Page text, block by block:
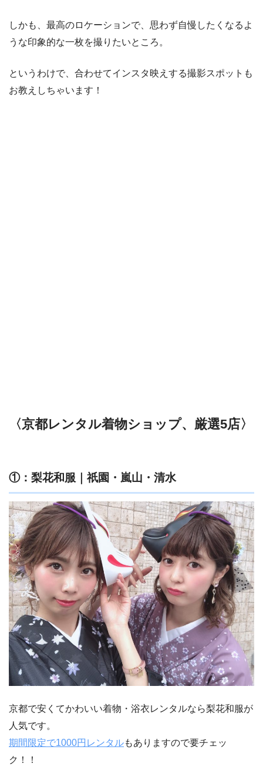
しかも、最高のロケーションで、思わず自慢したくなるよ
うな印象的な一枚を撮りたいところ。
というわけで、合わせてインスタ映えする撮影スポットも
お教えしちゃいます！
〈京都レンタル着物ショップ、厳選5店〉
①：梨花和服｜祇園・嵐山・清水
京都で安くてかわいい着物・浴衣レンタルなら梨花和服が
人気です。
期間限定で1000円レンタルもありますので要チェッ
ク！！